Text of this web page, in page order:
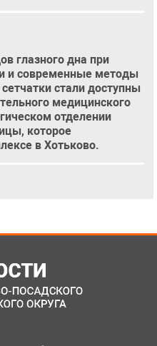
глазного дна при
и современные методы
стали доступны
медицинского
отделении
которое
в Хотьково.